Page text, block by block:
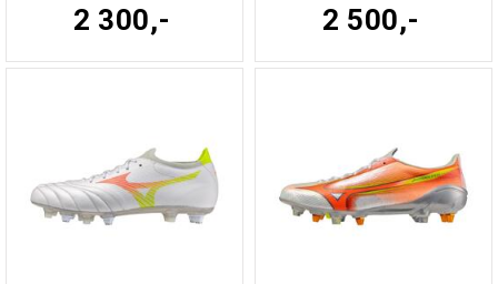
2 300,- 2 500,-